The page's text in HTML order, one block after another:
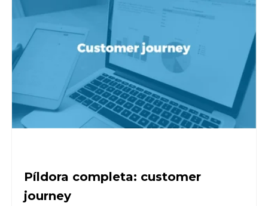
Píldora completa: customer
journey